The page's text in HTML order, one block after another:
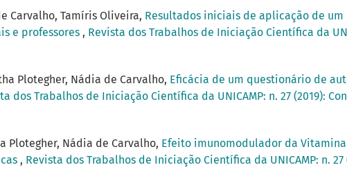
Carvalho, Tamíris Oliveira, Resultados iniciais de aplicação de
e professores , Revista dos Trabalhos de Iniciação Científica da
Plotegher, Nádia de Carvalho, Eficácia de um questionário de
dos Trabalhos de Iniciação Científica da UNICAMP: n. 27 (2019):
Plotegher, Nádia de Carvalho, Efeito imunomodulador da
, Revista dos Trabalhos de Iniciação Científica da UNICAMP: n.